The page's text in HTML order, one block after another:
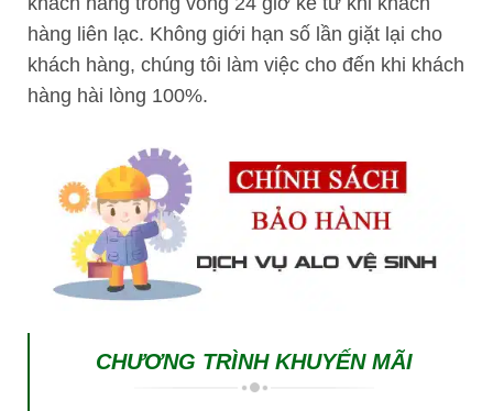
hàng liên lạc. Không giới hạn số lần giặt lại cho
khách hàng, chúng tôi làm việc cho đến khi khách
hàng hài lòng 100%.
CHƯƠNG TRÌNH KHUYẾN MÃI